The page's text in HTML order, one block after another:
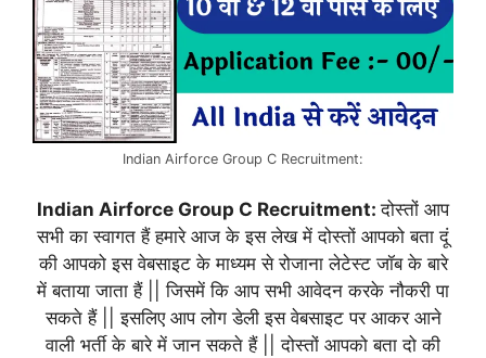
Indian Airforce Group C Recruitment:
Indian Airforce Group C Recruitment:दोस्तों आप
सभी का स्वागत हैं हमारे आज के इस लेख में दोस्तों आपको बता दूं
की आपको इस वेबसाइट के माध्यम से रोजाना लेटेस्ट जॉब के बारे
में बताया जाता हैं || जिसमें कि आप सभी आवेदन करके नौकरी पा
सकते हैं || इसलिए आप लोग डेली इस वेबसाइट पर आकर आने
वाली भर्ती के बारे में जान सकते हैं || दोस्तों आपको बता दो की